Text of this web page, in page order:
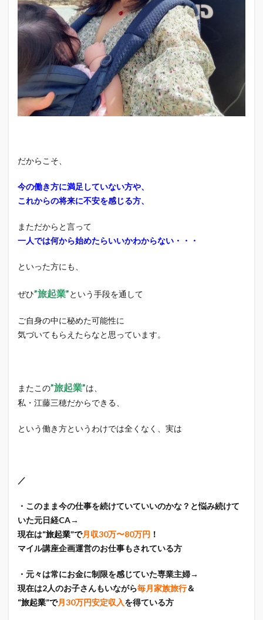
だからこそ、
今の働き方に満足していない方や、
これからの将来に不安を感じる方、
まただからと言って
一人では何から始めたらいいかわからない・・・
といった方にも、
ぜひ”旅起業”という手段を通して
ご自身の中に秘めた可能性に
気づいてもらえたらなと思っています。
またこの”旅起業”は、
私・江藤三穂だからできる、
という働き方というわけでは全くなく、実は
／
・このまま今の仕事を続けていていいのかな？と悩み続けて
いた元日経CA→
現在は“旅起業”で月収30万〜80万円 ！
マイル講座企画運営のお仕事もされている方
・元々は常にお金に制限を感じていた専業主婦→
現在は2人のお子さんもいながら毎月家族旅行＆
“旅起業”で月30万円安定収入を得ている方